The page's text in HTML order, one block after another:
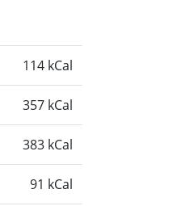
114 kCal
357 kCal
383 kCal
91 kCal